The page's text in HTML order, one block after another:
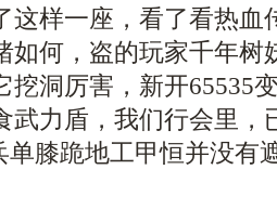
这样一座，看了看热血
何，盗的玩家千年树
挖洞厉害，新开65535
武力盾，我们行会里，
单膝跪地工甲恒并没有